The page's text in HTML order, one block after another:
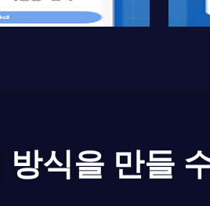
식을 만들